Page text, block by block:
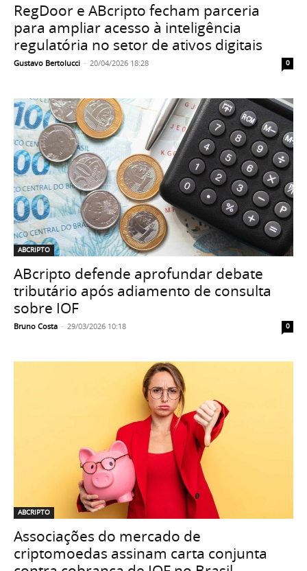
RegDoor e ABcripto fecham parceria
para ampliar acesso à inteligência
regulatória no setor de ativos digitais
Gustavo Bertolucci - 20/04/2026 18:28 0
ABCRIPTO
ABcripto defende aprofundar debate
tributário após adiamento de consulta
sobre IOF
Bruno Costa - 29/03/2026 10:18 0
ABCRIPTO
Associações do mercado de
criptomoedas assinam carta conjunta